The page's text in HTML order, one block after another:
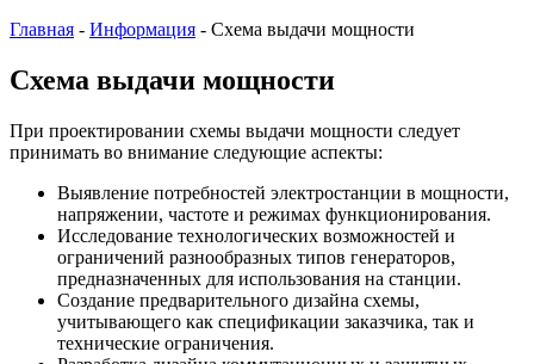
Главная - Информация - Схема выдачи мощности
Схема выдачи мощности
При проектировании схемы выдачи мощности следует
принимать во внимание следующие аспекты:
Выявление потребностей электростанции в мощности,
напряжении, частоте и режимах функционирования.
Исследование технологических возможностей и
ограничений разнообразных типов генераторов,
предназначенных для использования на станции.
Создание предварительного дизайна схемы,
учитывающего как спецификации заказчика, так и
технические ограничения.